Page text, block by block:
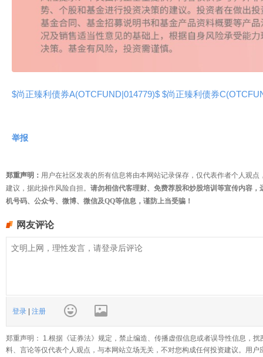
$尚正臻利债券A(OTCFUND|014779)$ $尚正臻利债券
举报
郑重声明： 用户在社区发表的所有信息将由本网站记录保存，仅代表作者个人观
建议，据此操作风险自担。 请勿相信代客理财、免费荐股和炒股培训等宣传内容
机号码、公众号、微博、微信及QQ等信息，谨防上当受骗！
网友评论
登录 注册
郑重声明： 1.根据《证券法》规定，禁止编造、传播虚假信息或者误导性信息，
料、言论等仅代表个人观点，与本网站立场无关，不对您构成任何投资建议。用